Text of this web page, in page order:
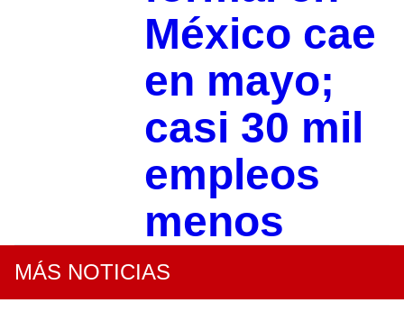
México cae
en mayo;
casi 30 mil
empleos
menos
MÁS NOTICIAS